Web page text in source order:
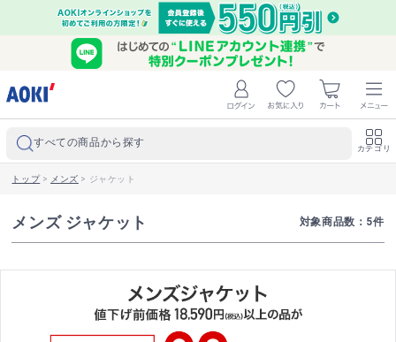
すべての商品から探す カテゴリ
トップ> メンズ > ジャケット
メンズ ジャケット 対象商品数： 5件